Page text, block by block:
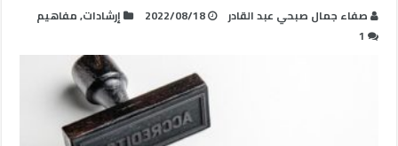
صفاء جمال صبحي عبد القادر 2022/08/18 إرشادات,مفاهيم
1